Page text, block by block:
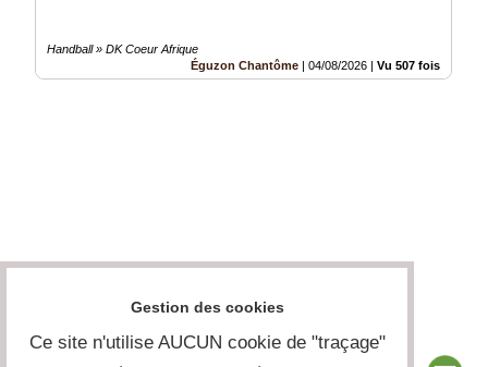
Handball » DK Coeur Afrique
Éguzon Chantôme | 04/08/2026 | Vu 507 fois
Gestion des cookies
Ce site n'utilise AUCUN cookie de "traçage"